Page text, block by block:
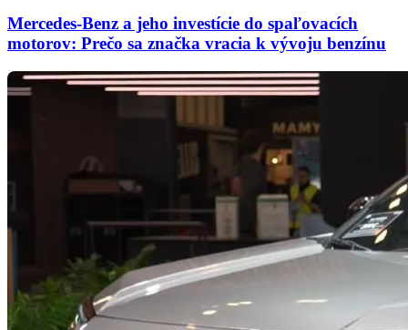
Mercedes-Benz a jeho investície do spaľovacích
motorov: Prečo sa značka vracia k vývoju benzínu